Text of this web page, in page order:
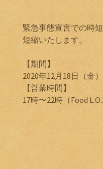
緊急事態宣言での時
短縮いたします。
【期間】
2020年12月18日（金
【営業時間】
17時〜22時（Food